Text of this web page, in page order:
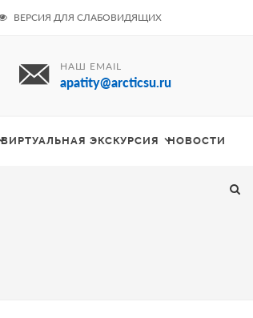
ВЕРСИЯ ДЛЯ СЛАБОВИДЯЩИХ
НАШ EMAIL
apatity@arcticsu.ru
ВИРТУАЛЬНАЯ ЭКСКУРСИЯ НОВОСТИ